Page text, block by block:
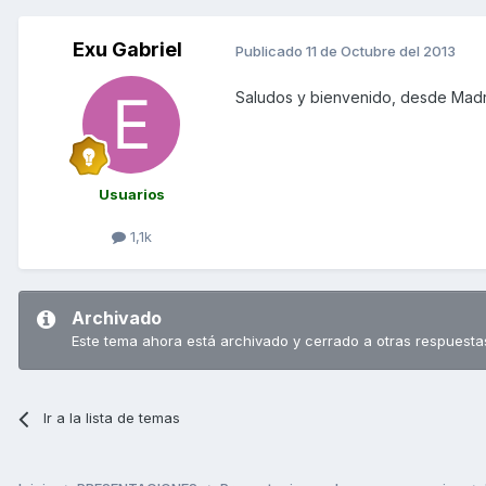
Exu Gabriel
Usuarios
1,1k
Publicado 11 de Octubre del 2013
Saludos y bienvenido, desde
Archivado
Este tema ahora está archivado y cerrado a otras
Ir a la lista de temas